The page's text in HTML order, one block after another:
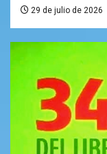
29 de julio de 2026